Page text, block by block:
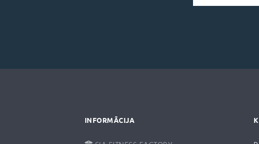
INFORMĀCIJA